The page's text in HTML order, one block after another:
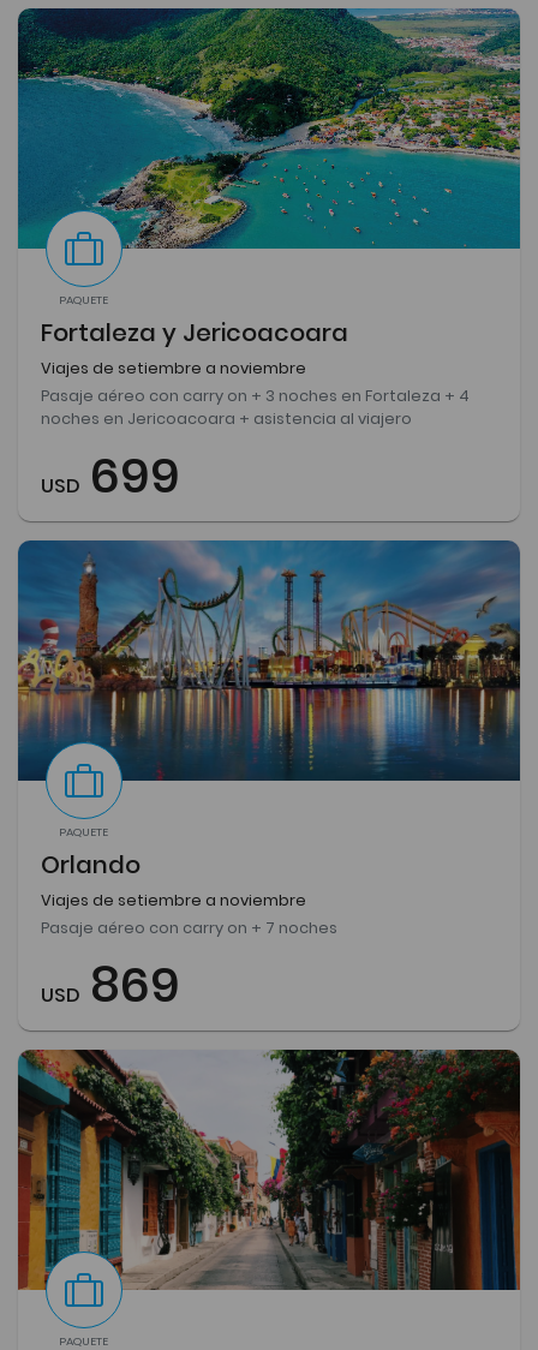
PAQUETE
Fortaleza y Jericoacoara
Viajes de setiembre a noviembre
Pasaje aéreo con carry on + 3 noches en Fortaleza + 4
noches en Jericoacoara + asistencia al viajero
USD 699
PAQUETE
Orlando
Viajes de setiembre a noviembre
Pasaje aéreo con carry on + 7 noches
USD 869
PAQUETE